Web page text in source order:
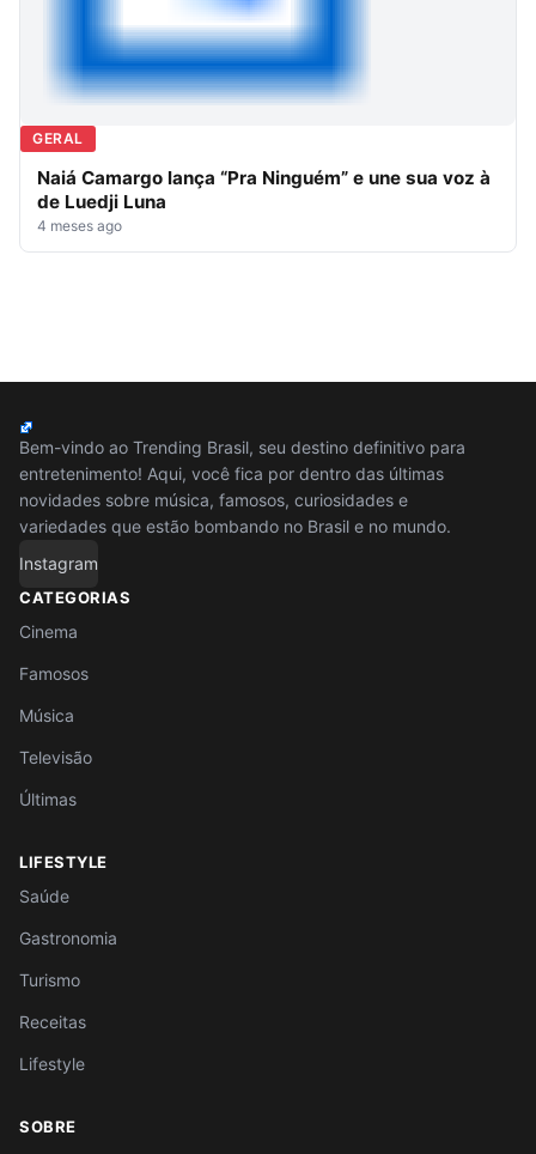
GERAL
Naiá Camargo lança “Pra Ninguém” e une sua voz à
de Luedji Luna
4 meses ago
Bem-vindo ao Trending Brasil, seu destino definitivo para
entretenimento! Aqui, você fica por dentro das últimas
novidades sobre música, famosos, curiosidades e
variedades que estão bombando no Brasil e no mundo.
Instagram
CATEGORIAS
Cinema
Famosos
Música
Televisão
Últimas
LIFESTYLE
Saúde
Gastronomia
Turismo
Receitas
Lifestyle
SOBRE